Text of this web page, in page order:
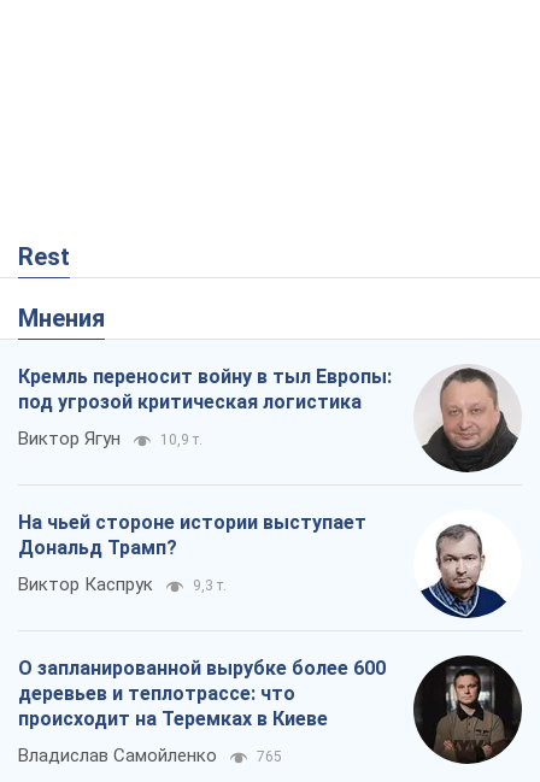
Rest
Мнения
Кремль переносит войну в тыл Европы:
под угрозой критическая логистика
Виктор Ягун 10,9 т.
На чьей стороне истории выступает
Дональд Трамп?
Виктор Каспрук 9,3 т.
О запланированной вырубке более 600
деревьев и теплотрассе: что
происходит на Теремках в Киеве
Владислав Самойленко 765